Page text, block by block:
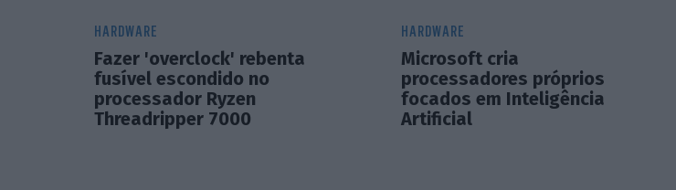
HARDWARE
Fazer 'overclock' rebenta
fusível escondido no
processador Ryzen
Threadripper 7000
HARDWARE
Microsoft cria
processadores próprios
focados em Inteligência
Artificial